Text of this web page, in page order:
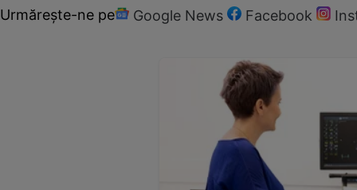
Urmărește-ne pe Google News Facebook